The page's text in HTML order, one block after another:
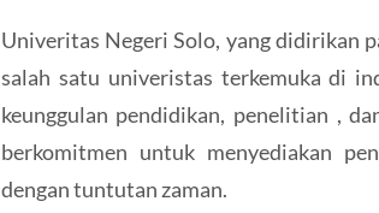
Univeritas Negeri Solo, yang didirikan
salah satu univeristas terkemuka di
keunggulan pendidikan, penelitian ,
berkomitmen untuk menyediakan
dengan tuntutan zaman.